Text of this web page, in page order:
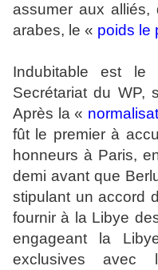
assumer aux
arabes, le « poids le
Indubitable est le
Secrétariat du WP,
Après la «
fût le premier à
honneurs à Paris,
demi avant que
stipulant un accord
fournir à la Libye
engageant la
exclusives avec